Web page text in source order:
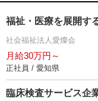
福祉・医療を展開す
社会福祉法人愛燦会
月給30万円～
正社員 / 愛知県
臨床検査サービス企